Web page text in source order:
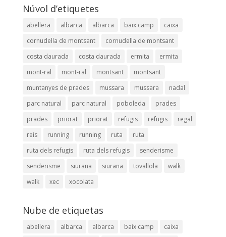
Núvol d’etiquetes
abellera albarca albarca baix camp
caixa
cornudella de montsant
cornudella de montsant
costa daurada
costa daurada ermita
ermita
mont-ral
mont-ral montsant
montsant
muntanyes de prades
mussara mussara
nadal
parc natural
parc natural poboleda
prades
prades
priorat priorat refugis refugis
regal
reis
running running ruta
ruta
ruta dels refugis
ruta dels refugis
senderisme
senderisme
siurana siurana tovallola
walk
walk
xec xocolata
Nube de etiquetas
abellera albarca albarca baix camp
caixa